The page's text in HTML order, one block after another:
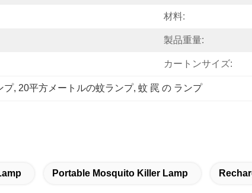
材料:
製品重量:
カートンサイズ:
プ, 20平方メートルの蚊ランプ, 蚊 罠 の ランプ
Portable Mosquito Killer Lamp